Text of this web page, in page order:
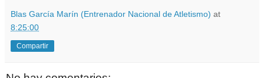
Blas García Marín (Entrenador Nacional de Atletismo) at
8:25:00
Compartir